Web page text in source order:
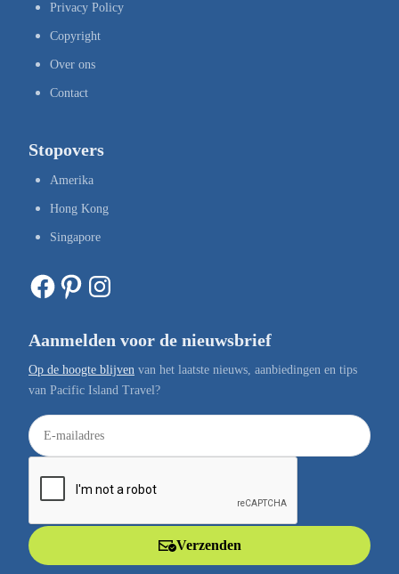
Privacy Policy
Copyright
Over ons
Contact
Stopovers
Amerika
Hong Kong
Singapore
Facebook Pinterest Instagram
Aanmelden voor de nieuwsbrief
Op de hoogte blijven van het laatste nieuws, aanbiedingen en tips
van Pacific Island Travel?
E
-
a
Verzenden